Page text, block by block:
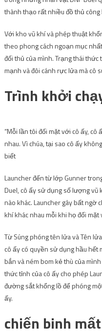
thành thạo rất nhiều đồ thủ
Với kho vũ khí và phép thuật
theo phong cách ngoạn mục
đối thủ của mình. Trạng thái
mạnh và đôi cánh rực lửa mà cô
Trình khởi
“Mỗi lần tôi đối mặt với cô ấy, cô
nhau. Vì chúa, tại sao cô ấy
biết
Launcher đến từ lớp Gunner
Duel, cô ấy sử dụng số lượng
nào khác. Launcher gây bất ngờ
khí khác nhau mỗi khi họ đối mặt
Từ Súng phóng tên lửa và Tên
cô ấy có quyền sử dụng hầu hết
bắn và ném bom kẻ thù của
thức tỉnh của cô ấy cho phép
đường sắt khổng lồ để phóng
ấy.
chiến binh